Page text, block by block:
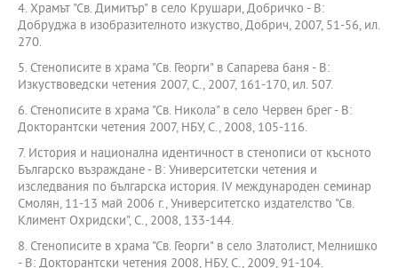
4. Храмът "Св. Димитър" в село Крушари, Добричко - В:
Добруджа в изобразителното изкуство, Добрич, 2007, 51-56, ил.
270.
5. Стенописите в храма "Св. Георги" в Сапарева баня - В:
Изкуствоведски четения 2007, С., 2007, 161-170, ил. 507.
6. Стенописите в храма "Св. Никола" в село Червен брег - В:
Докторантски четения 2007, НБУ, С., 2008, 105-116.
7. История и национална идентичност в стенописи от късното
Българско възраждане - В: Университетски четения и
изследвания по българска история. ІV международен семинар
Смолян, 11-13 май 2006 г., Университетско издателство "Св.
Климент Охридски", С., 2008, 133-144.
8. Стенописите в храма "Св. Георги" в село Златолист, Мелнишко
- В: Докторантски четения 2008, НБУ, С., 2009, 91-104.